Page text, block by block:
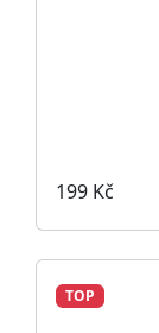
199 Kč
TOP